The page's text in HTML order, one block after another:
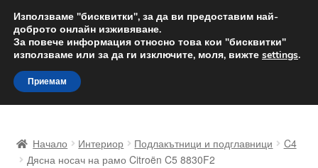
ДОСТАВКА от 12 лв.
Доставка по целия свят
Skip
to
navigation
Skip
to
content
Доставка по целия свят
Начало Интериор Подлакътници и подглавници
C4
Дясна носач на рамо Citroën C5 8830F2
Използваме "бисквитки", за да ви предоставим най-
доброто онлайн изживяване.
За повече информация относно това кои "бисквитки"
използваме или за да ги изключите, моля, вижте settings.
Приемам